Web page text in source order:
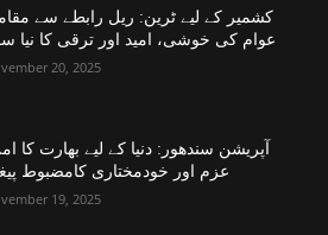
کشمیر کے لیے ٹرین: ریل رابطے سے
عوام کی خوشی، امید اور ترقی کا نیا
20, 2025
آپریشن سندھور: دنیا کے لیے بھارت کا
عزم اور خودمختاری کامضبوط
19, 2025